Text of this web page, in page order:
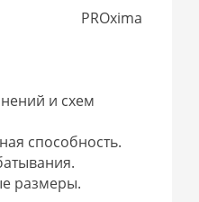
PROxima
и схем
способность.
размеры.